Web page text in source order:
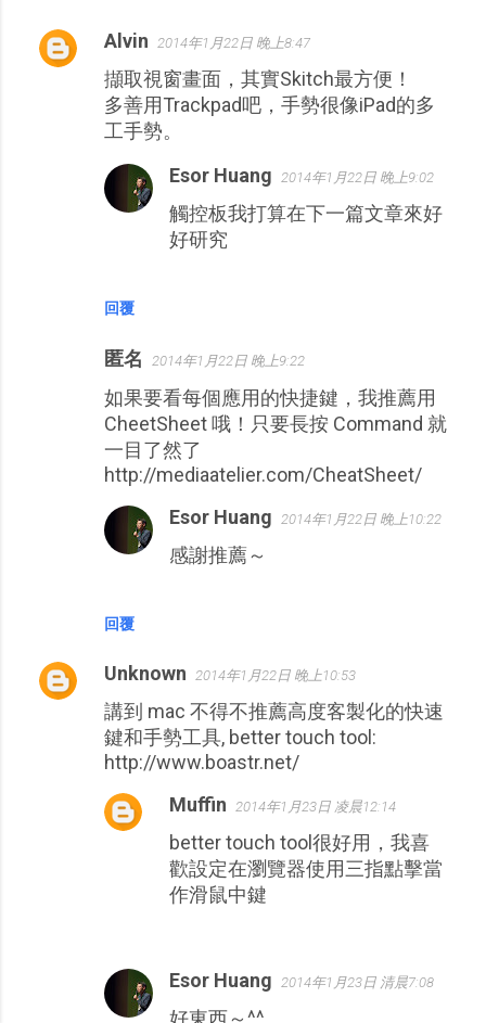
Alvin 2014年1月22日 晚上8:47
擷取視窗畫面，其實Skitch最方便！
多善用Trackpad吧，手勢很像iPad的多
工手勢。
回覆
Esor Huang 2014年1月22日 晚上9:02
觸控板我打算在下一篇文章來好
好研究
匿名 2014年1月22日 晚上9:22
如果要看每個應用的快捷鍵，我推薦用
CheetSheet 哦！只要長按 Command 就
一目了然了
http://mediaatelier.com/CheatSheet/
回覆
Esor Huang 2014年1月22日 晚上10:22
感謝推薦～
Unknown 2014年1月22日 晚上10:53
講到 mac 不得不推薦高度客製化的快速
鍵和手勢工具, better touch tool:
http://www.boastr.net/
Muffin
2014年1月23日 凌晨12:14
better touch tool很好用，我喜
歡設定在瀏覽器使用三指點擊當
作滑鼠中鍵
Esor Huang 2014年1月23日 清晨7:08
好東西～^^